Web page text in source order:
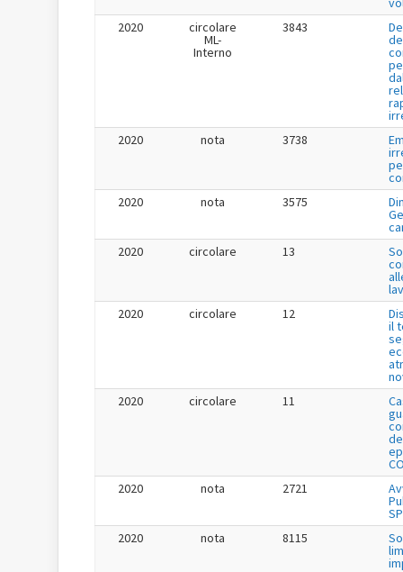
2020
circolare
ML-
Interno
3843
2020
nota 3738
2020
nota 3575
2020
circolare 13
2020
circolare 12
il
2020
circolare 11
2020
nota 2721
2020
nota 8115